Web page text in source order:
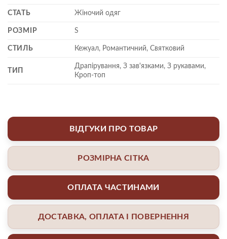
СТАТЬ Жіночий одяг
РОЗМІР S
СТИЛЬ Кежуал, Романтичний, Святковий
ТИП
Драпірування, З зав'язками, З рукавами,
Кроп-топ
ВІДГУКИ ПРО ТОВАР
РОЗМІРНА СІТКА
ОПЛАТА ЧАСТИНАМИ
ДОСТАВКА, ОПЛАТА І ПОВЕРНЕННЯ